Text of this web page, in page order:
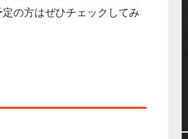
の方はぜひチェックしてみ